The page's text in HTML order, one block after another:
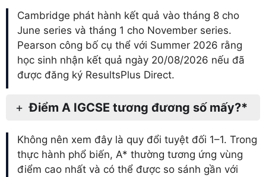
Cambridge phát hành kết quả vào tháng 8 cho
June series và tháng 1 cho November series.
Pearson công bố cụ thể với Summer 2026 rằng
học sinh nhận kết quả ngày 20/08/2026 nếu đã
được đăng ký ResultsPlus Direct.
Điểm A IGCSE tương đương số mấy?*
Không nên xem đây là quy đổi tuyệt đối 1–1. Trong
thực hành phổ biến, A* thường tương ứng vùng
điểm cao nhất và có thể được so sánh gần với